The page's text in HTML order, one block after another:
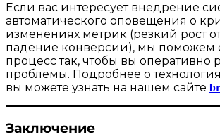
Если вас интересует внедрение
автоматического оповещения о
изменениях метрик (резкий рост
падение конверсии), мы поможем
процесс так, чтобы вы оперативно
проблемы. Подробнее о
вы можете узнать на нашем сайте
Заключение